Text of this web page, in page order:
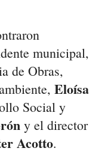
municipal,
de Obras,
Eloísa
Social y
y el director
Acotto.